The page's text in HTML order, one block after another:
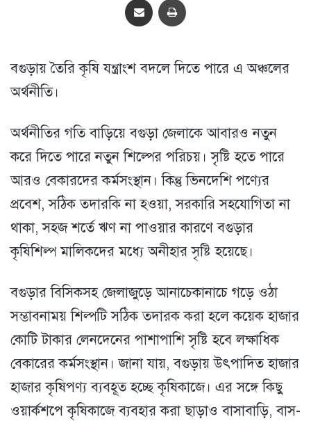
বগুড়ায় তৈরি কৃষি যন্ত্রাংশ বদলে দিতে পারে এ অঞ্চলের
অর্থনীতি।
অর্থনীতির গতি বাড়িয়ে বগুড়া জেলাকে আবারও নতুন
করে দিতে পারে নতুন শিল্পের পরিচয়। সৃষ্টি হতে পারে
আরও বেকারদের কর্মসংস্থান। কিন্তু ভিনদেশি পণ্যের
প্রবেশ, সঠিক তদারকি না হওয়া, সরকারি সহযোগিতা না
থাকা, সহজ শর্তে ঋণ না পাওয়ার কারণে বগুড়ার
কৃষিশিল্প মালিকদের মধ্যে অনীহার সৃষ্টি হয়েছে।
বগুড়ার বিসিকসহ জেলাজুড়ে আনাচেকানাচে গড়ে ওঠা
সম্ভাবনাময় শিল্পটি সঠিক তদারক করা হলে কয়েক হাজার
কোটি টাকার লেনদেনের পাশাপাশি সৃষ্টি হবে লক্ষাধিক
বেকারের কর্মসংস্থান। জানা যায়, বগুড়ায় উৎপাদিত হাজার
হাজার কৃষিপণ্য ব্যবহূত হচ্ছে কৃষিকাজে। এর সঙ্গে কিছু
ওয়ার্কশপে কৃষিকাজে ব্যবহার করা ছাড়াও বাসাবাড়ি, বাস-